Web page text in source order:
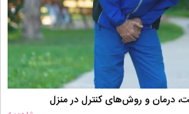
درمان و روش‌های کنترل در منزل